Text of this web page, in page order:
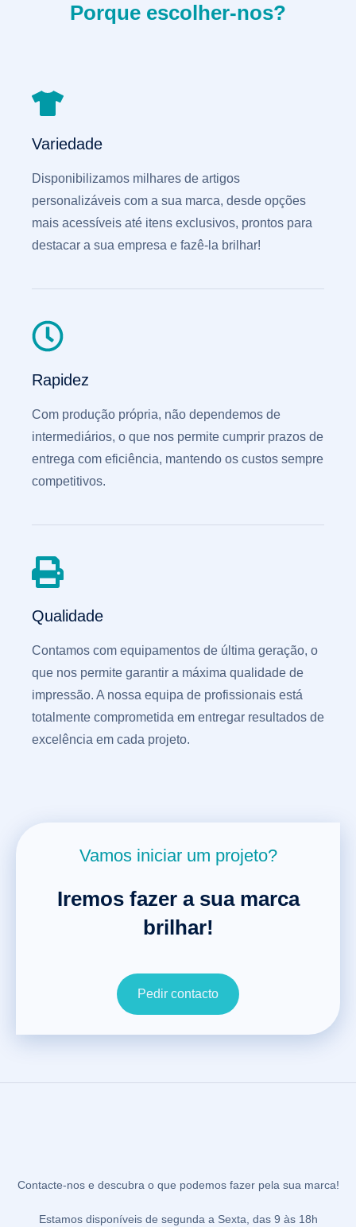
Porque escolher-nos?
Variedade
Disponibilizamos milhares de artigos
personalizáveis com a sua marca, desde opções
mais acessíveis até itens exclusivos, prontos para
destacar a sua empresa e fazê-la brilhar!
Rapidez
Com produção própria, não dependemos de
intermediários, o que nos permite cumprir prazos de
entrega com eficiência, mantendo os custos sempre
competitivos.
Qualidade
Contamos com equipamentos de última geração, o
que nos permite garantir a máxima qualidade de
impressão. A nossa equipa de profissionais está
totalmente comprometida em entregar resultados de
excelência em cada projeto.
Vamos iniciar um projeto?
Iremos fazer a sua marca
brilhar!
Pedir contacto
Contacte-nos e descubra o que podemos fazer pela sua marca!
Estamos disponíveis de segunda a Sexta, das 9 às 18h